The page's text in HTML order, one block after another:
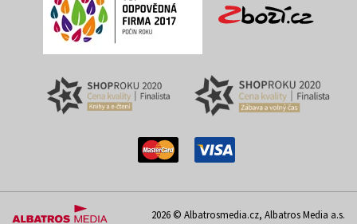
2026 © Albatrosmedia.cz, Albatros Media a.s.